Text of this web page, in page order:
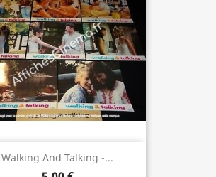
Walking And Talking -...